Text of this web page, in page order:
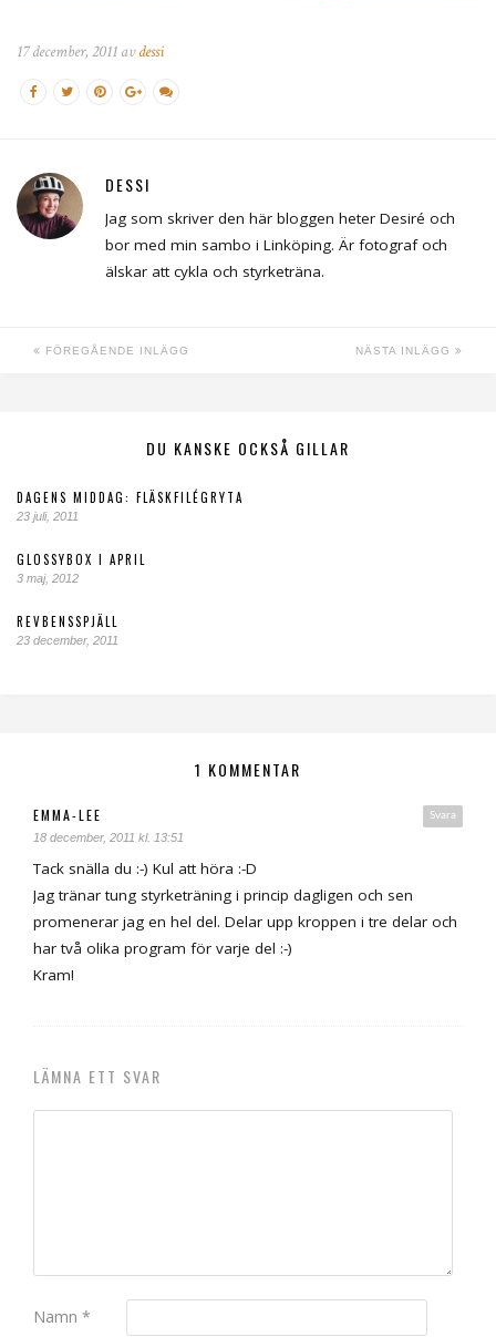
17 december, 2011 avdessi
DESSI
Jag som skriver den här bloggen heter Desiré och
bor med min sambo i Linköping. Är fotograf och
älskar att cykla och styrketräna.
FÖREGÅENDE INLÄGG NÄSTA INLÄGG
DU KANSKE OCKSÅ GILLAR
DAGENS MIDDAG: FLÄSKFILÉGRYTA
23 juli, 2011
GLOSSYBOX I APRIL
3 maj, 2012
REVBENSSPJÄLL
23 december, 2011
1 KOMMENTAR
Svara
EMMA-LEE
18 december, 2011 kl. 13:51
Tack snälla du :-) Kul att höra :-D
Jag tränar tung styrketräning i princip dagligen och sen
promenerar jag en hel del. Delar upp kroppen i tre delar och
har två olika program för varje del :-)
Kram!
LÄMNA ETT SVAR
Namn *